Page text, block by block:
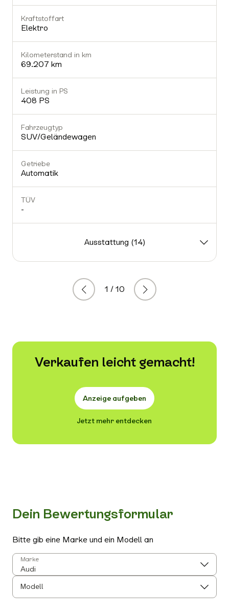
Kraftstoffart
Elektro
Kilometerstand in km
69.207 km
Leistung in PS
408 PS
Fahrzeugtyp
SUV/Geländewagen
Getriebe
Automatik
TÜV
-
Ausstattung (14)
Zurück
1 / 10 Weiter
Verkaufen leicht gemacht!
Anzeige aufgeben
Jetzt mehr entdecken
Dein Bewertungsformular
Bitte gib eine Marke und ein Modell an
Marke
Modell